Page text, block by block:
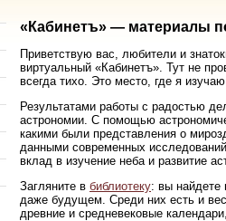
«Кабинетъ» — материалы
Приветствую вас, любители и
виртуальный «Кабинетъ». Тут не
всегда тихо. Это место, где я
Результатами работы с радостью
астрономии. С помощью
какими были представления о
данными современных
вклад в изучение неба и развитие
Загляните в библиотеку: вы найдете
даже будущем. Среди них есть и
древние и средневековые